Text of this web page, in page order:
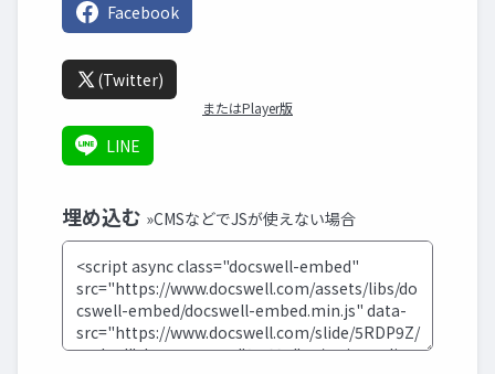
Facebook
(Twitter)
またはPlayer版
LINE
埋め込む »CMSなどでJSが使えない場合